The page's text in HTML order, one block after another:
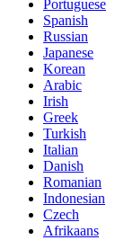
Portuguese
Spanish
Russian
Japanese
Korean
Arabic
Irish
Greek
Turkish
Italian
Danish
Romanian
Indonesian
Czech
Afrikaans